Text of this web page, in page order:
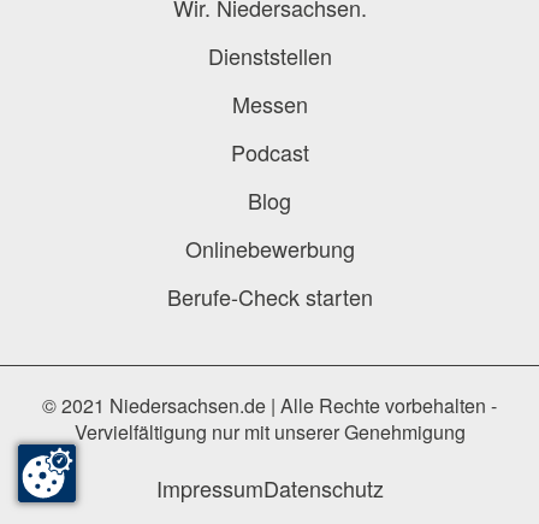
Wir. Niedersachsen.
Dienststellen
Messen
Podcast
Blog
Onlinebewerbung
Berufe-Check starten
© 2021 Niedersachsen.de | Alle Rechte vorbehalten -
Vervielfältigung nur mit unserer Genehmigung
ImpressumDatenschutz